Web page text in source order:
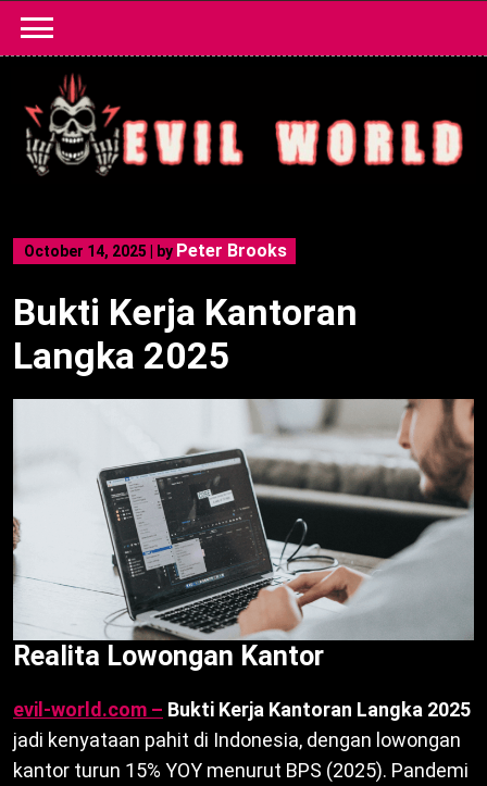
content
October 14, 2025 by Peter Brooks
Bukti Kerja Kantoran
Langka 2025
Realita Lowongan Kantor
evil-world.com – Bukti Kerja Kantoran Langka 2025
jadi kenyataan pahit di Indonesia, dengan lowongan
kantor turun 15% YOY menurut BPS (2025). Pandemi